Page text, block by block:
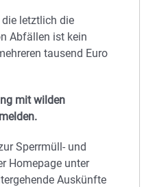
letztlich die
Abfällen ist kein
tausend Euro
mit wilden
Sperrmüll- und
Homepage unter
Auskünfte